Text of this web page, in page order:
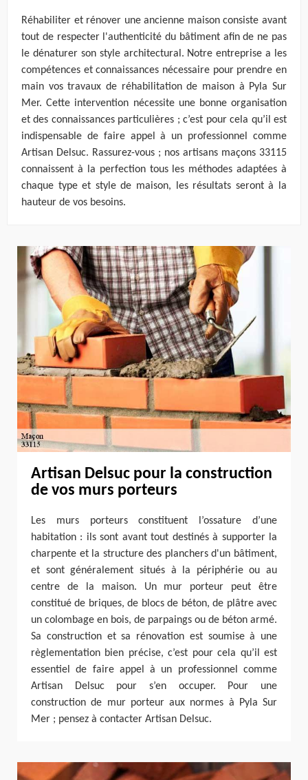
Réhabiliter et rénover une ancienne maison consiste avant
tout de respecter l'authenticité du bâtiment afin de ne pas
le dénaturer son style architectural. Notre entreprise a les
compétences et connaissances nécessaire pour prendre en
main vos travaux de réhabilitation de maison à Pyla Sur
Mer. Cette intervention nécessite une bonne organisation
et des connaissances particulières ; c’est pour cela qu’il est
indispensable de faire appel à un professionnel comme
Artisan Delsuc. Rassurez-vous ; nos artisans maçons 33115
connaissent à la perfection tous les méthodes adaptées à
chaque type et style de maison, les résultats seront à la
hauteur de vos besoins.
Artisan Delsuc pour la construction
de vos murs porteurs
Les murs porteurs constituent l’ossature d’une
habitation : ils sont avant tout destinés à supporter la
charpente et la structure des planchers d'un bâtiment,
et sont généralement situés à la périphérie ou au
centre de la maison. Un mur porteur peut être
constitué de briques, de blocs de béton, de plâtre avec
un colombage en bois, de parpaings ou de béton armé.
Sa construction et sa rénovation est soumise à une
règlementation bien précise, c’est pour cela qu’il est
essentiel de faire appel à un professionnel comme
Artisan Delsuc pour s’en occuper. Pour une
construction de mur porteur aux normes à Pyla Sur
Mer ; pensez à contacter Artisan Delsuc.